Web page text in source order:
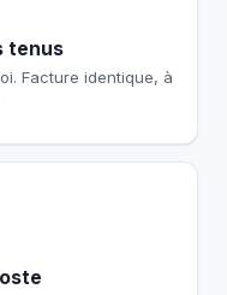
tenus
Facture identique, à